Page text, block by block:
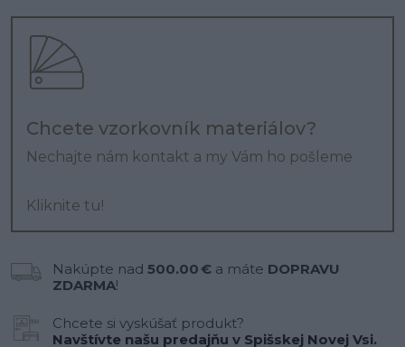
Chcete vzorkovník materiálov?
Nechajte nám kontakt a my Vám ho pošleme
Kliknite tu!
Nakúpte nad 500.00 € a máte DOPRAVU
ZDARMA!
Chcete si vyskúšať produkt?
Navštívte našu predajňu v Spišskej Novej Vsi.